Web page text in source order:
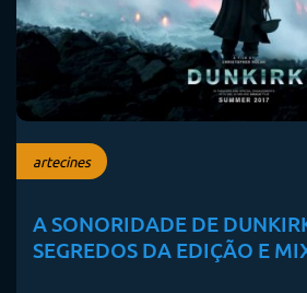
artecines
A SONORIDADE DE
SEGREDOS DA EDIÇÃO E